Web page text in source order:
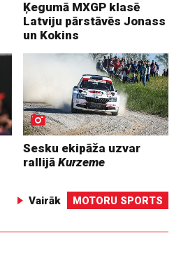
Ķegumā MXGP klasē
Latviju pārstāvēs Jonass
un Kokins
Sesku ekipāža uzvar
rallijāKurzeme
Vairāk MOTORU SPORTS